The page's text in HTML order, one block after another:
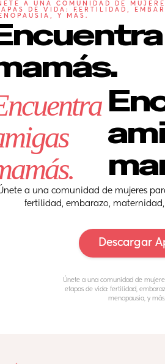
A UNA COMUNIDAD DE
DE VIDA: FERTILIDAD,
Y MÁS.
a una comunidad de mujeres
fertilidad, embarazo,
Descargar
Únete a una comunidad de
etapas de vida: fertilidad,
menopausia, y más.